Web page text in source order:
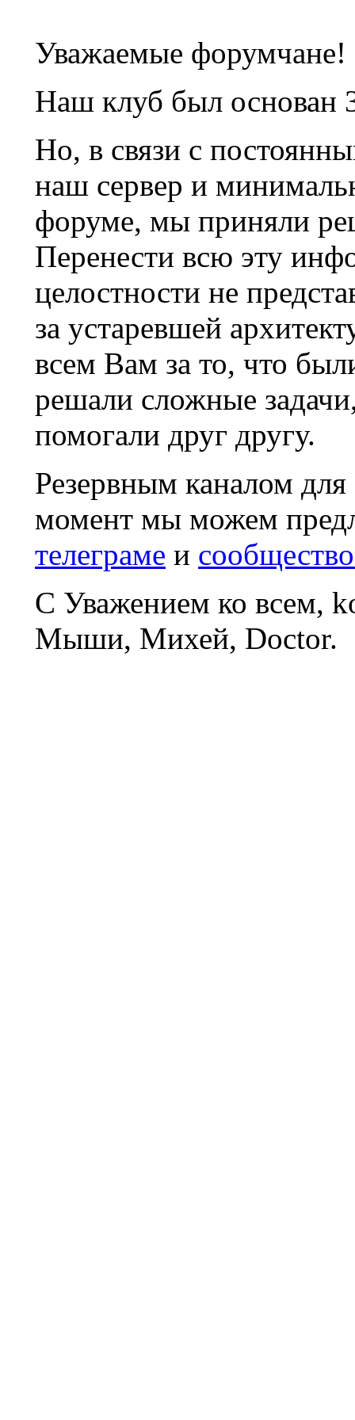
Уважаемые форумчане!
Наш клуб был основан
Но, в связи с
наш сервер и
форуме, мы приняли
Перенести всю эту
целостности не
за устаревшей
всем Вам за то, что
решали сложные
помогали друг другу.
Резервным каналом
момент мы можем
телеграме и
С Уважением ко всем,
Мыши, Михей, Doctor.